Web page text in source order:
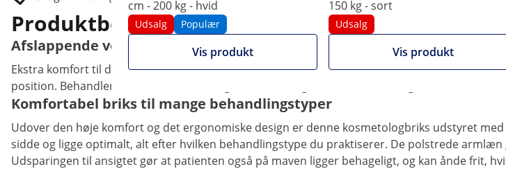
cm - 200 kg - hvid
Udsalg Populær
Vis produkt
150 kg - sort
Udsalg
Vis produkt
Produktbeskrivelse
Afslappende velvære på behandlerbriks BERGAMO DARK BEIGE
Ekstra komfort til din salon med behandlerbriks BERGAMO DARK BEIGE. Behandlerbriksen
position. Behandlerbriksen henvender sig til kosmetologer, kosmetikere, negleteknikere,
Komfortabel briks til mange behandlingstyper
Udover den høje komfort og det ergonomiske design er denne kosmetologbriks udstyret
sidde og ligge optimalt, alt efter hvilken behandlingstype du praktiserer. De polstrede
Udsparingen til ansigtet gør at patienten også på maven ligger behageligt, og kan ånde frit,